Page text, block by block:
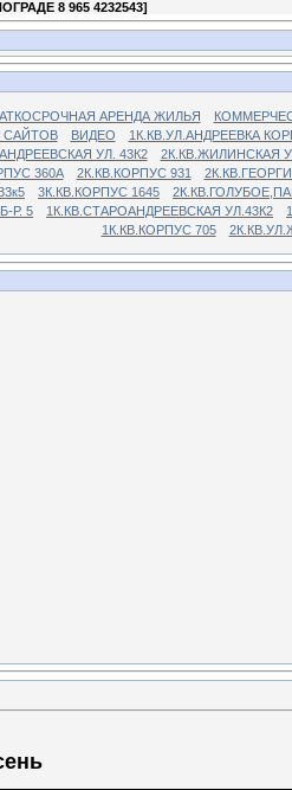
8 965 4232543]
АРЕНДА ЖИЛЬЯ
САЙТОВ ВИДЕО
1К.КВ.УЛ.АНДРЕЕВКА
УЛ. 43К2
2К.КВ.ЖИЛИНСКАЯ
360А 2К.КВ.КОРПУС 931
3К.КВ.КОРПУС 1645
Р. 5
1К.КВ.СТАРОАНДРЕЕВСКАЯ УЛ.43К2
1К.КВ.КОРПУС 705